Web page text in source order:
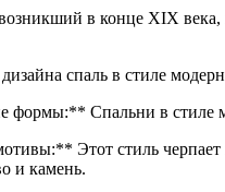
в конце XIX века,
спаль в стиле модерн
формы:** Спальни в стиле
Этот стиль черпает
и камень.